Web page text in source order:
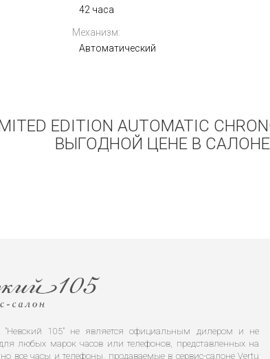
42 часа
Механизм:
Автоматический
EDITION AUTOMATIC
ВЫГОДНОЙ ЦЕНЕ В САЛОНЕ
"Невский 105" не является официальным дилером и не
любых марок часов или телефонов, представленных на
все часы и телефоны, продаваемые в сервис-салоне Vertu